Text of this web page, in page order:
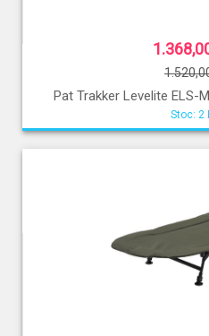
Pat Trakker Levelite ELS-
Stoc: 2